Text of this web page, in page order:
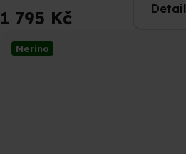
je
4,8
1 795 Kč Detail
Merino